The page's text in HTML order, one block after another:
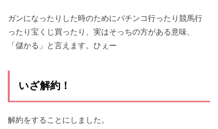
ガンになったりした時のためにパチンコ行ったり競馬行
ったり宝くじ買ったり、実はそっちの方がある意味、
「儲かる」と言えます。ひぇー
いざ解約！
解約をすることにしました。